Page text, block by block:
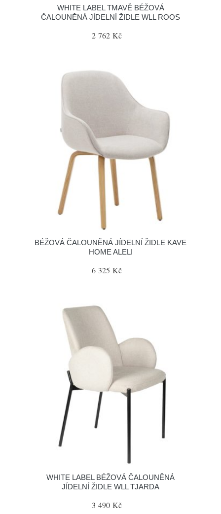
WHITE LABEL TMAVĚ BÉŽOVÁ
ČALOUNĚNÁ JÍDELNÍ ŽIDLE WLL ROOS
2 762 Kč
BÉŽOVÁ ČALOUNĚNÁ JÍDELNÍ ŽIDLE KAVE
HOME ALELI
6 325 Kč
WHITE LABEL BÉŽOVÁ ČALOUNĚNÁ
JÍDELNÍ ŽIDLE WLL TJARDA
3 490 Kč